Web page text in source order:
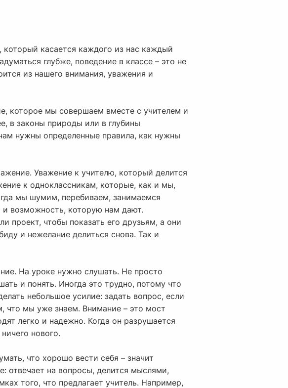
который касается каждого из нас каждый
глубже, поведение в классе – это не
из нашего внимания, уважения и
которое мы совершаем вместе с учителем и
в законы природы или в глубины
нужны определенные правила, как нужны
Уважение к учителю, который делится
к одноклассникам, которые, как и мы,
мы шумим, перебиваем, занимаемся
возможность, которую нам дают.
проект, чтобы показать его друзьям, а они
и нежелание делиться снова. Так и
На уроке нужно слушать. Не просто
и понять. Иногда это трудно, потому что
небольшое усилие: задать вопрос, если
что мы уже знаем. Внимание – это мост
легко и надежно. Когда он разрушается
нового.
что хорошо вести себя – значит
отвечает на вопросы, делится мыслями,
того, что предлагает учитель. Например,